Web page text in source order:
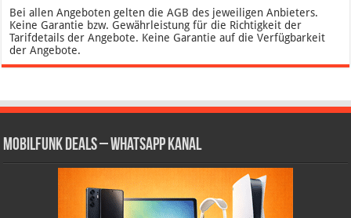
Bei allen Angeboten gelten die AGB des jeweiligen Anbieters.
Keine Garantie bzw. Gewährleistung für die Richtigkeit der
Tarifdetails der Angebote. Keine Garantie auf die Verfügbarkeit
der Angebote.
Mobilfunk Deals – WhatsApp Kanal